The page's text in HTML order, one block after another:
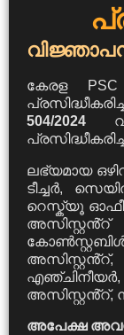
കേരള
504/2024
ലഭ്യമായ
ടീച്ചർ,
റെസ്ക്യൂ
അസിസ്റ്റൻ്റ്,
അപേക്ഷ